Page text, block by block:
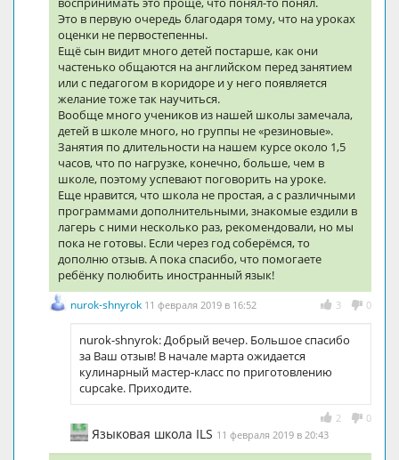
Это в первую очередь благодаря тому, что на уроках
оценки не первостепенны.
Ещё сын видит много детей постарше, как они
частенько общаются на английском перед занятием
или с педагогом в коридоре и у него появляется
желание тоже так научиться.
Вообще много учеников из нашей школы замечала,
детей в школе много, но группы не «резиновые».
Занятия по длительности на нашем курсе около 1,5
часов, что по нагрузке, конечно, больше, чем в
школе, поэтому успевают поговорить на уроке.
Еще нравится, что школа не простая, а с различными
программами дополнительными, знакомые ездили в
лагерь с ними несколько раз, рекомендовали, но мы
пока не готовы. Если через год соберёмся, то
дополню отзыв. А пока спасибо, что помогаете
ребёнку полюбить иностранный язык!
3 0
nurok-shnyrok 11 февраля 2019 в 16:52
nurok-shnyrok: Добрый вечер. Большое спасибо
за Ваш отзыв! В начале марта ожидается
кулинарный мастер-класс по приготовлению
cupcake. Приходите.
2 0
Языковая школа ILS 11 февраля 2019 в 20:43